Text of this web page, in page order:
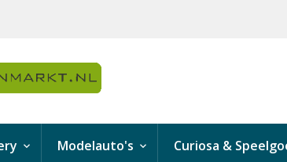
Modelauto's Curiosa &